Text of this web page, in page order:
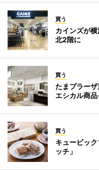
買う
カインズが
北2階に
買う
たまプラー
エシカル商
買う
キュービッ
ッチ」